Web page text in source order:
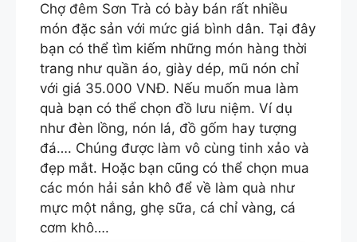
Chợ đêm Sơn Trà có bày bán rất nhiều
món đặc sản với mức giá bình dân. Tại đây
bạn có thể tìm kiếm những món hàng thời
trang như quần áo, giày dép, mũ nón chỉ
với giá 35.000 VNĐ. Nếu muốn mua làm
quà bạn có thể chọn đồ lưu niệm. Ví dụ
như đèn lồng, nón lá, đồ gốm hay tượng
đá…. Chúng được làm vô cùng tinh xảo và
đẹp mắt. Hoặc bạn cũng có thể chọn mua
các món hải sản khô để về làm quà như
mực một nắng, ghẹ sữa, cá chỉ vàng, cá
cơm khô….